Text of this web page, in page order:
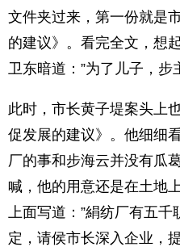
文件夹过来，第一份就是
的建议》。看完全文，想
卫东暗道：”为了儿子，步
此时，市长黄子堤案头上
促发展的建议》。他细细
厂的事和步海云并没有瓜
喊，他的用意还是在土地
上面写道：”絹纺厂有五
定，请侯市长深入企业，